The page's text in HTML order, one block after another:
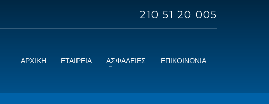
210 51 20 005
ΑΡΧΙΚΗ ΕΤΑΙΡΕΙΑ ΑΣΦΑΛΕΙΕΣ ΕΠΙΚΟΙΝΩΝΙΑ